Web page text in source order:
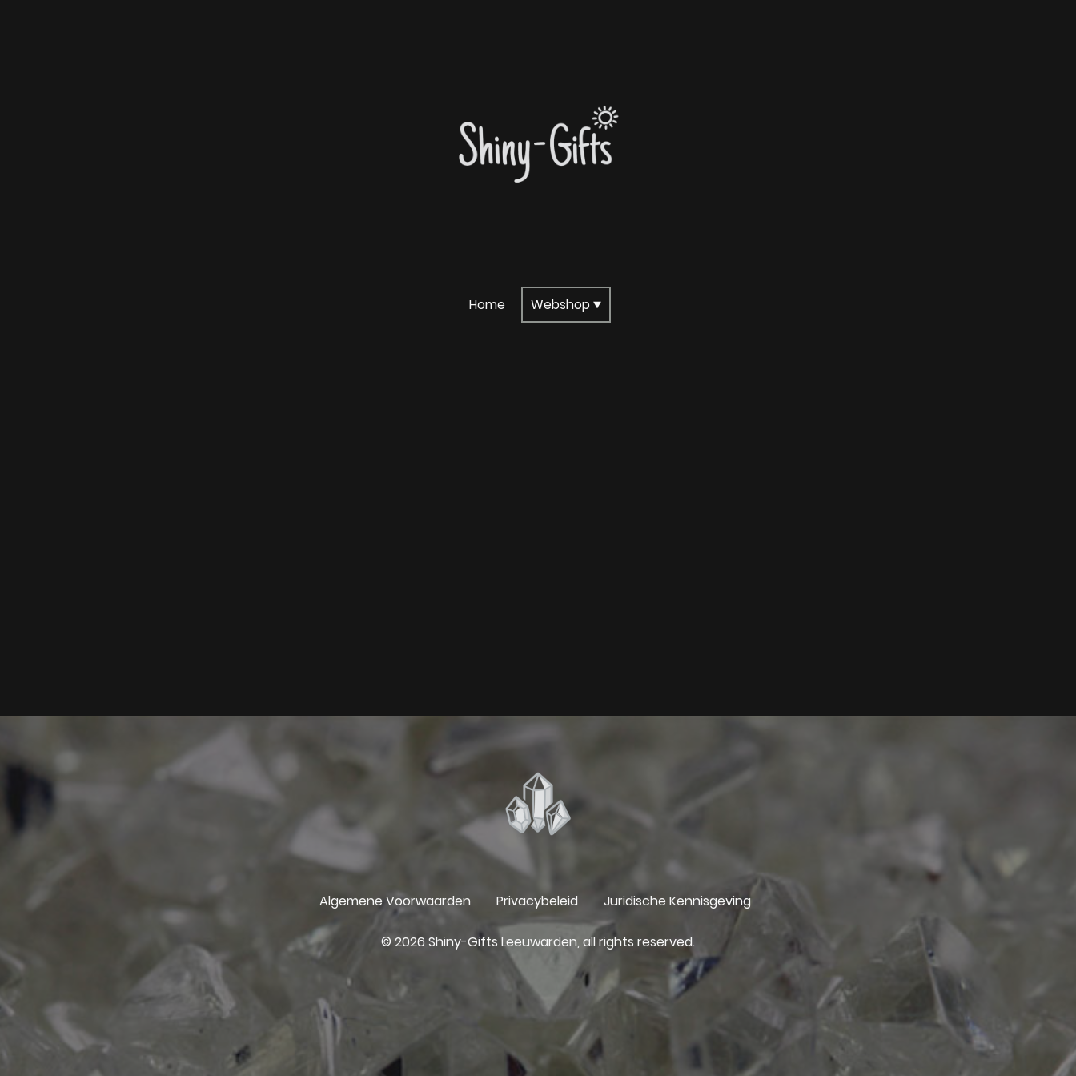
Home Webshop
Algemene Voorwaarden Privacybeleid Juridische Kennisgeving
© 2026 Shiny-Gifts Leeuwarden, all rights reserved.